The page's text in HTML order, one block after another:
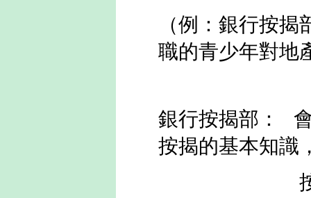
（例：銀行按揭
職的青少年對地
銀行按揭部：
按揭的基本知識
按揭及一